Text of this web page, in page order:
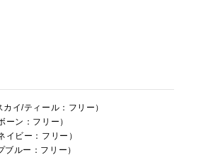
イ/ティール：フリー）
ーン：フリー）
イビー：フリー）
ルー：フリー）